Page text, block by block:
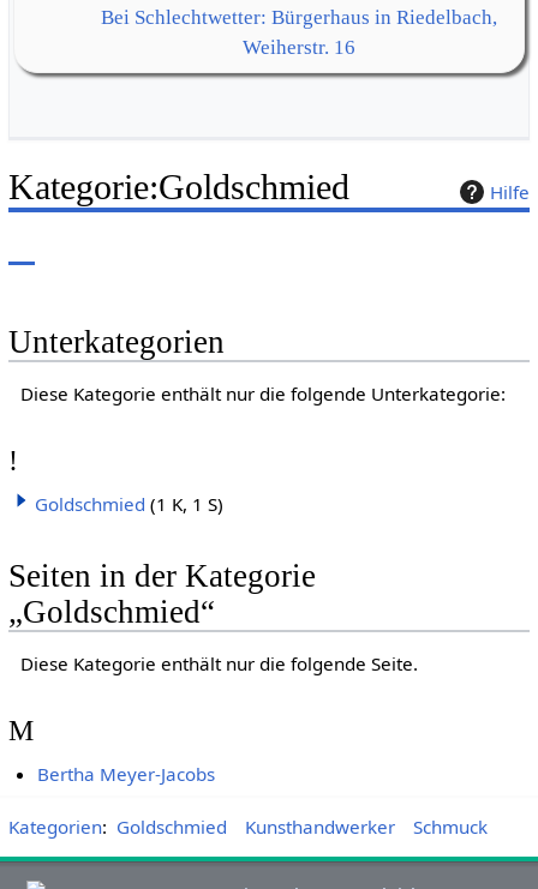
Bei Schlechtwetter: Bürgerhaus in Riedelbach,
Weiherstr. 16
Hilfe
Kategorie:Goldschmied
Unterkategorien
Diese Kategorie enthält nur die folgende Unterkategorie:
!
Goldschmied (1 K, 1 S)
Seiten in der Kategorie
„Goldschmied“
Diese Kategorie enthält nur die folgende Seite.
M
Bertha Meyer-Jacobs
Kategorien: Goldschmied Kunsthandwerker Schmuck